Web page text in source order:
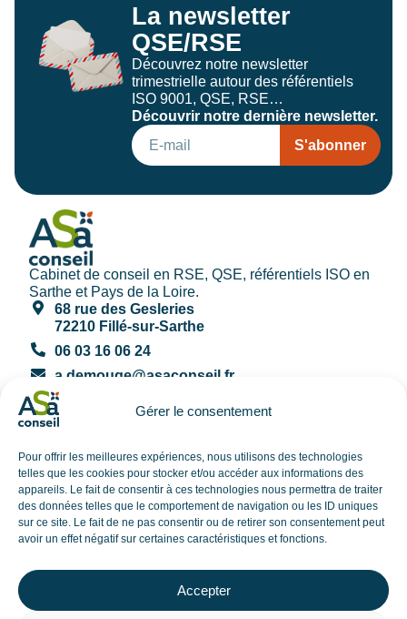
Gérer le consentement
Pour offrir les meilleures expériences, nous utilisons des technologies
telles que les cookies pour stocker et/ou accéder aux informations des
appareils. Le fait de consentir à ces technologies nous permettra de traiter
des données telles que le comportement de navigation ou les ID uniques
sur ce site. Le fait de ne pas consentir ou de retirer son consentement peut
avoir un effet négatif sur certaines caractéristiques et fonctions.
Accepter
La newsletter
QSE/RSE
Découvrez notre newsletter
trimestrielle autour des référentiels
ISO 9001, QSE, RSE…
Découvrir notre dernière newsletter.
S'abonner
Cabinet de conseil en RSE, QSE, référentiels ISO en
Sarthe et Pays de la Loire.
68 rue des Gesleries
72210 Fillé-sur-Sarthe
06 03 16 06 24
a.demouge@asaconseil.fr
Nos prestations
Audit
Formations
Nos ressources
ISO 9001
Stratégie RSE : le guide complet pour les TPE et PME
TPE, PME : quelles démarches pour gagner en
Les actualités en newsletter
S'abonner